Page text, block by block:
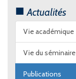
Actualités
Vie académique
Vie du séminaire
Publications